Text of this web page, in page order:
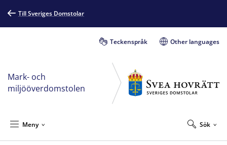
Till Sveriges Domstolar
Teckenspråk Other languages
Mark- och
miljööverdomstolen
Sök
Meny